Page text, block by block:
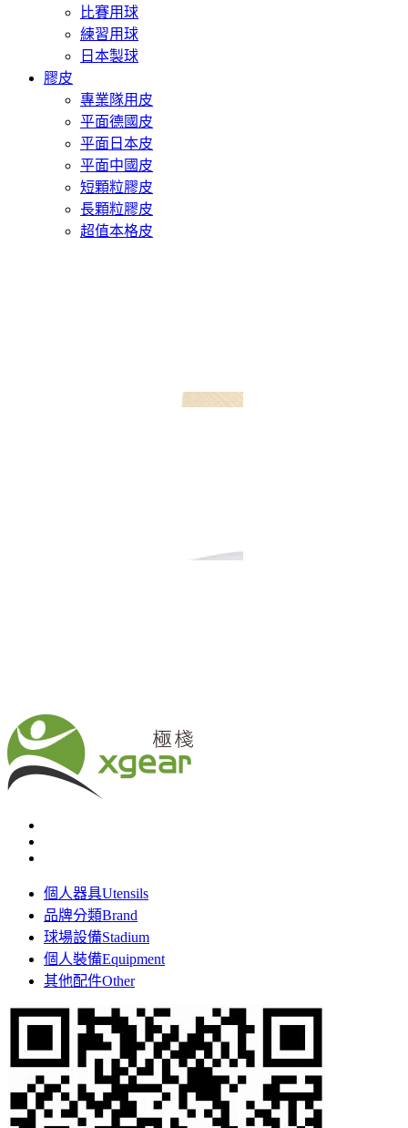
比賽用球
練習用球
日本製球
膠皮
專業隊用皮
平面德國皮
平面日本皮
平面中國皮
短顆粒膠皮
長顆粒膠皮
超值本格皮
個人器具Utensils
品牌分類Brand
球場設備Stadium
個人裝備Equipment
其他配件Other